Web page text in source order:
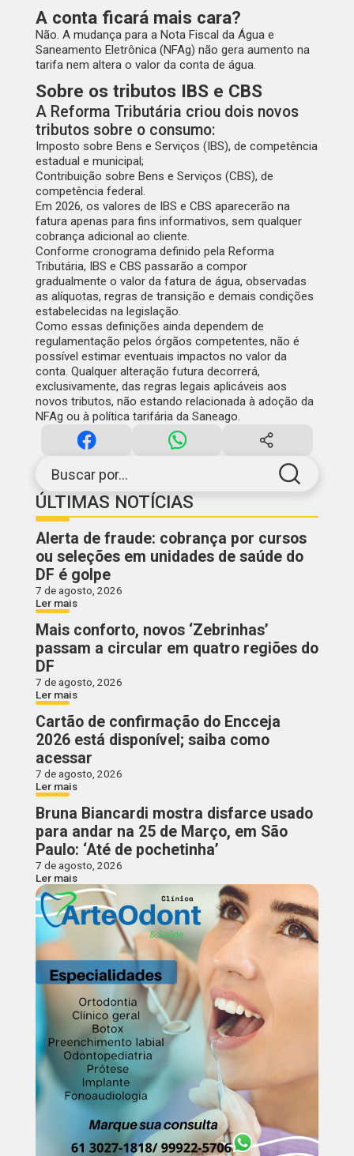
Buscar por...
ÚLTIMAS NOTÍCIAS
Alerta de fraude: cobrança por cursos
ou seleções em unidades de saúde do
DF é golpe
7 de agosto, 2026
Ler mais
Mais conforto, novos ‘Zebrinhas’
passam a circular em quatro regiões do
DF
7 de agosto, 2026
Ler mais
Cartão de confirmação do Encceja
2026 está disponível; saiba como
acessar
7 de agosto, 2026
Ler mais
Bruna Biancardi mostra disfarce usado
para andar na 25 de Março, em São
Paulo: ‘Até de pochetinha’
7 de agosto, 2026
Ler mais
A conta ficará mais cara?
Não. A mudança para a Nota Fiscal da Água e
Saneamento Eletrônica (NFAg) não gera aumento na
tarifa nem altera o valor da conta de água.
Sobre os tributos IBS e CBS
A Reforma Tributária criou dois novos
tributos sobre o consumo:
Imposto sobre Bens e Serviços (IBS), de competência
estadual e municipal;
Contribuição sobre Bens e Serviços (CBS), de
competência federal.
Em 2026, os valores de IBS e CBS aparecerão na
fatura apenas para fins informativos, sem qualquer
cobrança adicional ao cliente.
Conforme cronograma definido pela Reforma
Tributária, IBS e CBS passarão a compor
gradualmente o valor da fatura de água, observadas
as alíquotas, regras de transição e demais condições
estabelecidas na legislação.
Como essas definições ainda dependem de
regulamentação pelos órgãos competentes, não é
possível estimar eventuais impactos no valor da
conta. Qualquer alteração futura decorrerá,
exclusivamente, das regras legais aplicáveis aos
novos tributos, não estando relacionada à adoção da
NFAg ou à política tarifária da Saneago.